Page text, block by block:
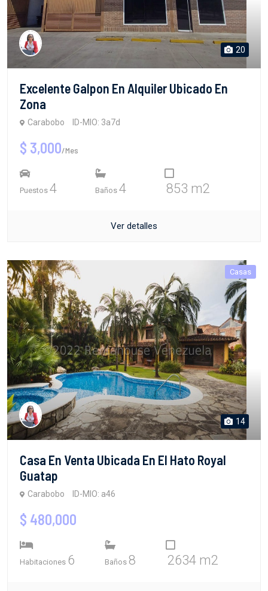
20
Excelente Galpon En Alquiler Ubicado En
Zona
Carabobo ID-MIO: 3a7d
$ 3,000/Mes
Puestos 4 Baños 4 853 m2
Ver detalles
Casas
14
Casa En Venta Ubicada En El Hato Royal
Guatap
Carabobo ID-MIO: a46
$ 480,000
Habitaciones 6 Baños 8 2634 m2